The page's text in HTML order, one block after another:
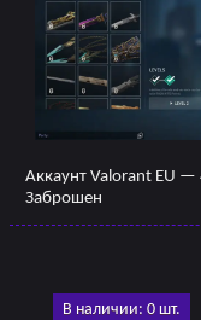
Аккаунт Valorant EU
Заброшен
В наличии: 0 шт.